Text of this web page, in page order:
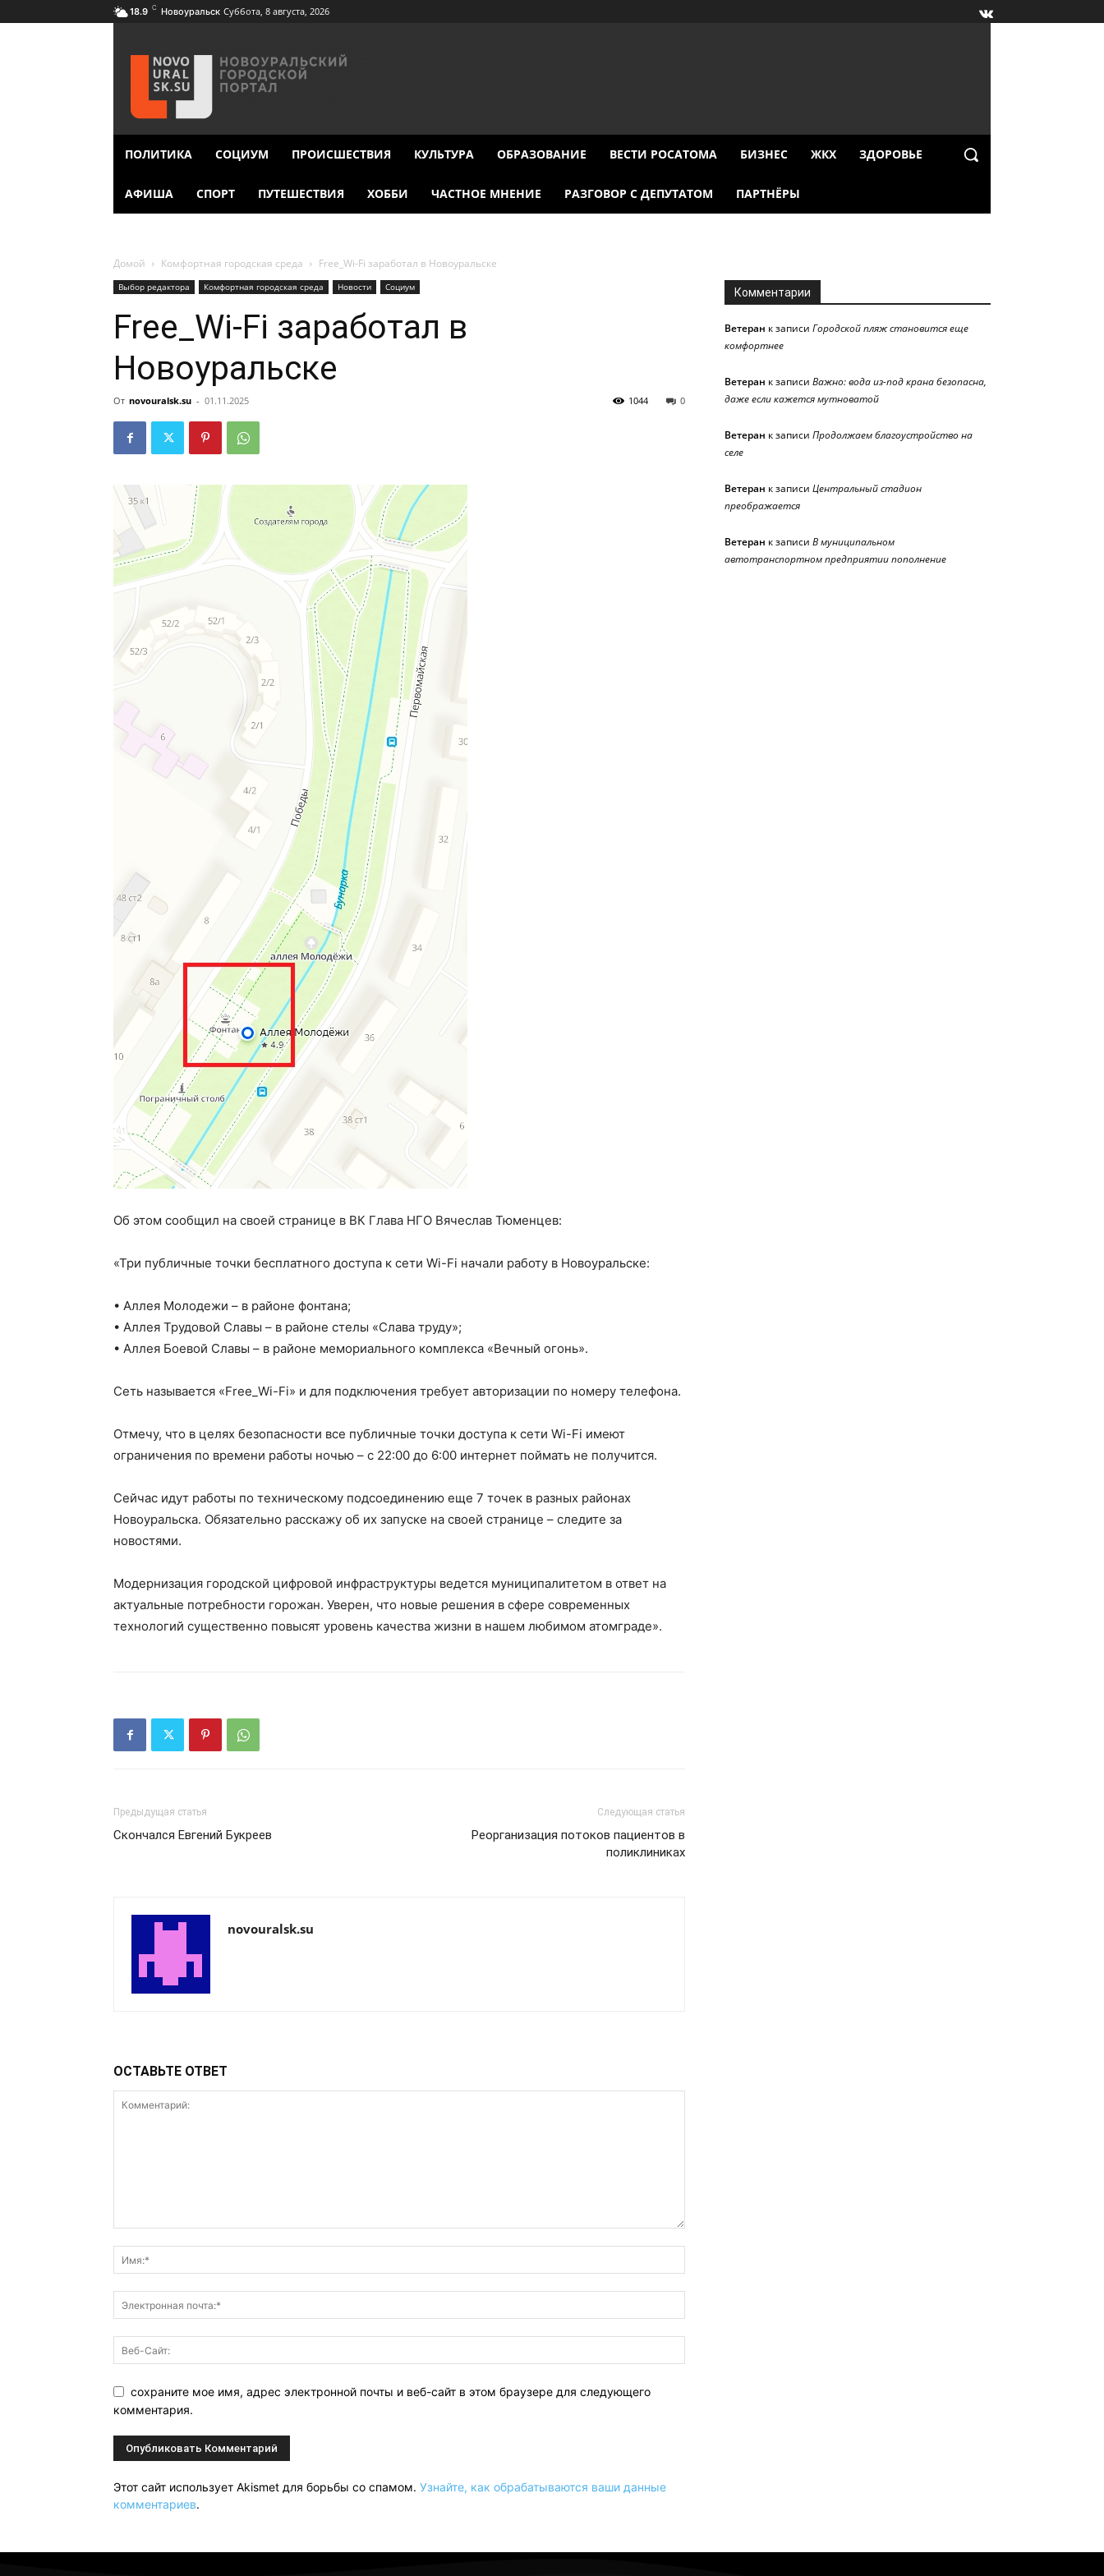
18.9 C Новоуральск Суббота, 8 августа, 2026
ПОЛИТИКА СОЦИУМ ПРОИСШЕСТВИЯ КУЛЬТУРА ОБРАЗОВАНИЕ ВЕСТИ РОСАТОМА БИЗНЕС ЖКХ ЗДОРОВЬЕ
АФИША СПОРТ ПУТЕШЕСТВИЯ ХОББИ ЧАСТНОЕ МНЕНИЕ РАЗГОВОР С ДЕПУТАТОМ ПАРТНЁРЫ
Домой Комфортная городская среда Free_Wi-Fi заработал в Новоуральске
Выбор редактора Комфортная городская среда Новости Социум
Free_Wi-Fi заработал в
Новоуральске
От novouralsk.su - 01.11.2025 0
1044
Об этом сообщил на своей странице в ВК Глава НГО Вячеслав Тюменцев:
«Три публичные точки бесплатного доступа к сети Wi-Fi начали работу в Новоуральске:
• Аллея Молодежи – в районе фонтана;
• Аллея Трудовой Славы – в районе стелы «Слава труду»;
• Аллея Боевой Славы – в районе мемориального комплекса «Вечный огонь».
Сеть называется «Free_Wi-Fi» и для подключения требует авторизации по номеру телефона.
Отмечу, что в целях безопасности все публичные точки доступа к сети Wi-Fi имеют
ограничения по времени работы ночью – с 22:00 до 6:00 интернет поймать не получится.
Сейчас идут работы по техническому подсоединению еще 7 точек в разных районах
Новоуральска. Обязательно расскажу об их запуске на своей странице – следите за
новостями.
Модернизация городской цифровой инфраструктуры ведется муниципалитетом в ответ на
актуальные потребности горожан. Уверен, что новые решения в сфере современных
технологий существенно повысят уровень качества жизни в нашем любимом атомграде».
Предыдущая статья
Скончался Евгений Букреев
Следующая статья
Реорганизация потоков пациентов в
поликлиниках
novouralsk.su
ОСТАВЬТЕ ОТВЕТ
сохраните мое имя, адрес электронной почты и веб-сайт в этом браузере для следующего
комментария.
Этот сайт использует Akismet для борьбы со спамом. Узнайте, как обрабатываются ваши данные
комментариев.
Комментарии
Ветеран к записи Городской пляж становится еще
комфортнее
Ветеран к записи Важно: вода из-под крана безопасна,
даже если кажется мутноватой
Ветеран к записи Продолжаем благоустройство на
селе
Ветеран к записи Центральный стадион
преображается
Ветеран к записи В муниципальном
автотранспортном предприятии пополнение